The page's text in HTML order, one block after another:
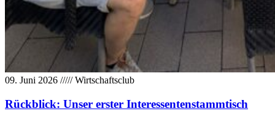
09. Juni 2026 /////Wirtschaftsclub
Rückblick: Unser erster Interessentenstammtisch